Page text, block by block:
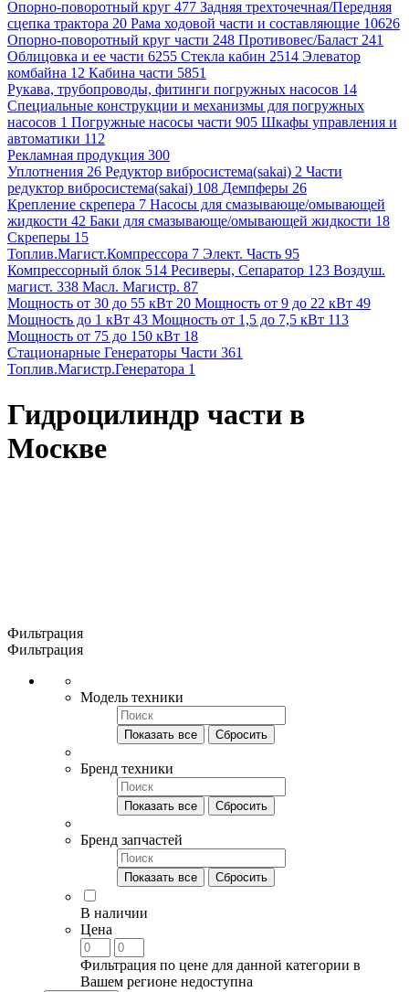
Опорно-поворотный круг 477 Задняя трехточечная/Передняя
сцепка трактора 20 Рама ходовой части и составляющие 10626
Опорно-поворотный круг части 248 Противовес/Баласт 241
Облицовка и ее части 6255 Стекла кабин 2514 Элеватор
комбайна 12 Кабина части 5851
Рукава, трубопроводы, фитинги погружных насосов 14
Специальные конструкции и механизмы для погружных
насосов 1 Погружные насосы части 905 Шкафы управления и
автоматики 112
Рекламная продукция 300
Уплотнения 26 Редуктор вибросистема(sakai) 2 Части
редуктор вибросистема(sakai) 108 Демпферы 26
Крепление скрепера 7 Насосы для смазывающе/омывающей
жидкости 42 Баки для смазывающе/омывающей жидкости 18
Скреперы 15
Топлив.Магист.Компрессора 7 Элект. Часть 95
Компрессорный блок 514 Ресиверы, Сепаратор 123 Воздуш.
магист. 338 Масл. Магистр. 87
Мощность от 30 до 55 кВт 20 Мощность от 9 до 22 кВт 49
Мощность до 1 кВт 43 Мощность от 1,5 до 7,5 кВт 113
Мощность от 75 до 150 кВт 18
Стационарные Генераторы Части 361
Топлив.Магистр.Генератора 1
Гидроцилиндр части в
Москве
Фильтрация
Фильтрация
Модель техники
Показать все Сбросить
Бренд техники
Показать все Сбросить
Бренд запчастей
Показать все Сбросить
В наличии
Цена
Фильтрация по цене для данной категории в
Вашем регионе недоступна